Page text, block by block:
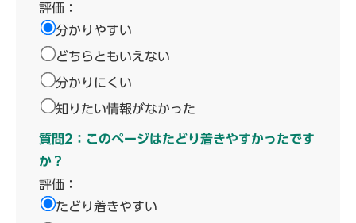
評価：
分かりやすい
どちらともいえない
分かりにくい
知りたい情報がなかった
質問2：このページはたどり着きやすかったです
か？
評価：
たどり着きやすい